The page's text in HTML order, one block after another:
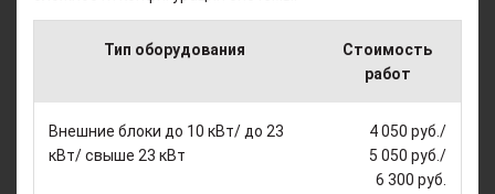
Тип оборудования
Стоимость
работ
Внешние блоки до 10 кВт/ до 23
кВт/ свыше 23 кВт
4 050 руб./
5 050 руб./
6 300 руб.